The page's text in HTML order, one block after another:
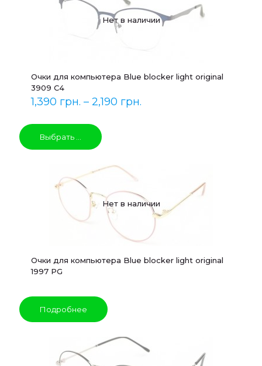
Нет в наличии
Очки для компьютера Blue blocker light original
3909 C4
1,390 грн. – 2,190 грн.
Выбрать ...
Нет в наличии
Очки для компьютера Blue blocker light original
1997 PG
Подробнее